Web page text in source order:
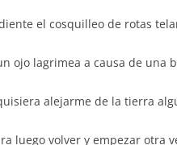
el cosquilleo de rotas
ojo lagrimea a causa de una
alejarme de la tierra
luego volver y empezar otra